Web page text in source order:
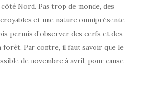
Nord. Pas trop de monde, des
et une nature omniprésente
permis d’observer des cerfs et des
forêt. Par contre, il faut savoir que le
de novembre à avril, pour cause